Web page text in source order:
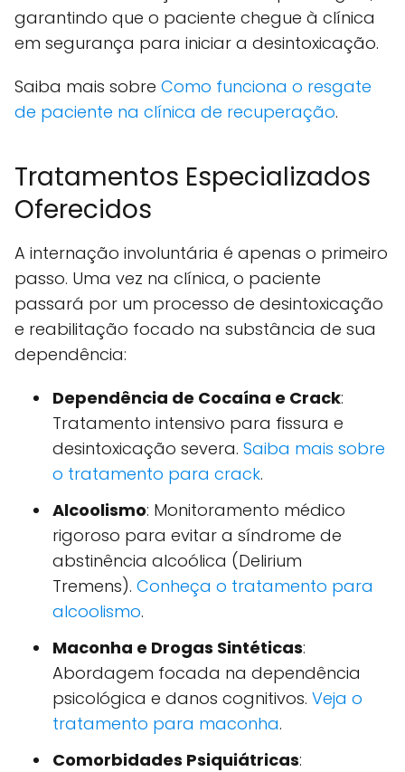
garantindo que o paciente chegue à clínica
em segurança para iniciar a desintoxicação.
Saiba mais sobre Como funciona o resgate
de paciente na clínica de recuperação.
Tratamentos Especializados
Oferecidos
A internação involuntária é apenas o primeiro
passo. Uma vez na clínica, o paciente
passará por um processo de desintoxicação
e reabilitação focado na substância de sua
dependência:
Dependência de Cocaína e Crack:
Tratamento intensivo para fissura e
desintoxicação severa. Saiba mais sobre
o tratamento para crack.
Alcoolismo: Monitoramento médico
rigoroso para evitar a síndrome de
abstinência alcoólica (Delirium
Tremens). Conheça o tratamento para
alcoolismo.
Maconha e Drogas Sintéticas:
Abordagem focada na dependência
psicológica e danos cognitivos. Veja o
tratamento para maconha.
Comorbidades Psiquiátricas: